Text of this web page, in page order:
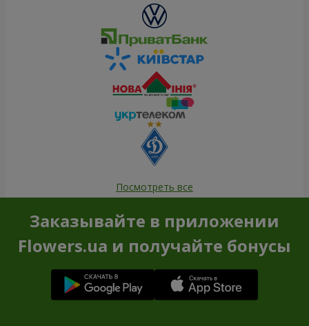
Посмотреть все
Заказывайте в приложении
Flowers.ua и получайте бонусы